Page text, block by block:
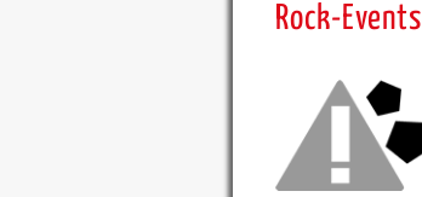
Rock-Events